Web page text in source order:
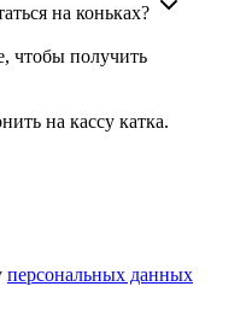
на коньках?
чтобы получить
на кассу катка.
персональных данных